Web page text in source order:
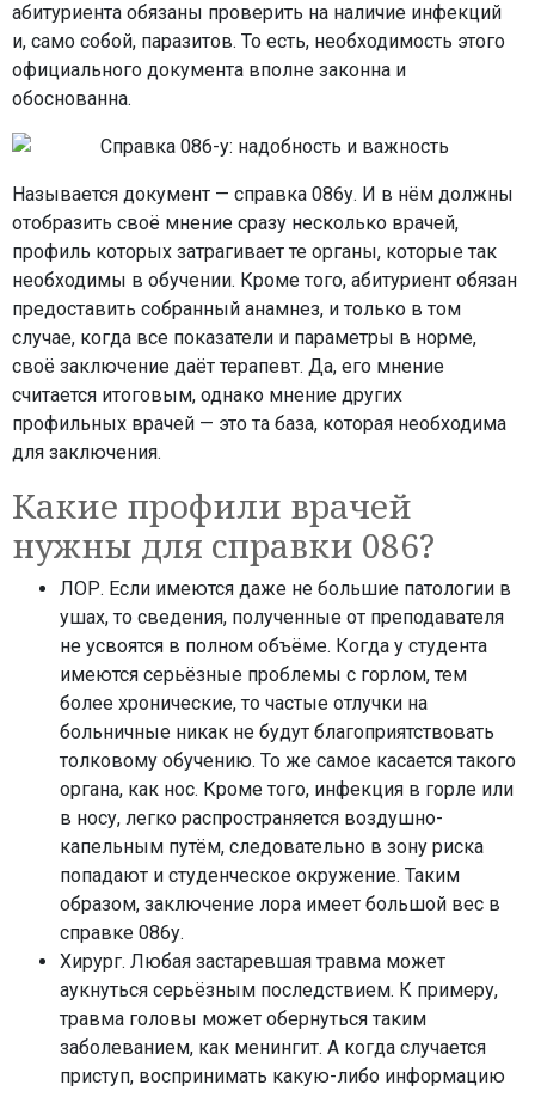
абитуриента обязаны проверить на наличие инфекций
и, само собой, паразитов. То есть, необходимость этого
официального документа вполне законна и
обоснованна.
Называется документ — справка 086у. И в нём должны
отобразить своё мнение сразу несколько врачей,
профиль которых затрагивает те органы, которые так
необходимы в обучении. Кроме того, абитуриент обязан
предоставить собранный анамнез, и только в том
случае, когда все показатели и параметры в норме,
своё заключение даёт терапевт. Да, его мнение
считается итоговым, однако мнение других
профильных врачей — это та база, которая необходима
для заключения.
Какие профили врачей
нужны для справки 086?
ЛОР. Если имеются даже не большие патологии в
ушах, то сведения, полученные от преподавателя
не усвоятся в полном объёме. Когда у студента
имеются серьёзные проблемы с горлом, тем
более хронические, то частые отлучки на
больничные никак не будут благоприятствовать
толковому обучению. То же самое касается такого
органа, как нос. Кроме того, инфекция в горле или
в носу, легко распространяется воздушно-
капельным путём, следовательно в зону риска
попадают и студенческое окружение. Таким
образом, заключение лора имеет большой вес в
справке 086у.
Хирург. Любая застаревшая травма может
аукнуться серьёзным последствием. К примеру,
травма головы может обернуться таким
заболеванием, как менингит. А когда случается
приступ, воспринимать какую-либо информацию